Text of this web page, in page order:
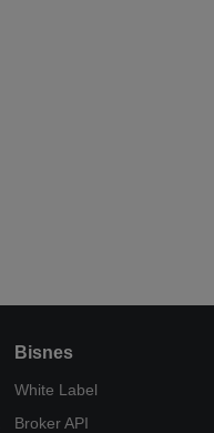
Bisnes
White Label
Broker API